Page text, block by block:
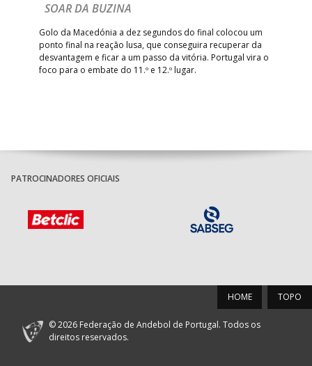
SOAR DA BUZINA
Golo da Macedónia a dez segundos do final colocou um
ponto final na reação lusa, que conseguira recuperar da
desvantagem e ficar a um passo da vitória. Portugal vira o
foco para o embate do 11.º e 12.º lugar.
PATROCINADORES OFICIAIS
TOPO
HOME
© 2026 Federação de Andebol de Portugal. Todos os
direitos reservados.